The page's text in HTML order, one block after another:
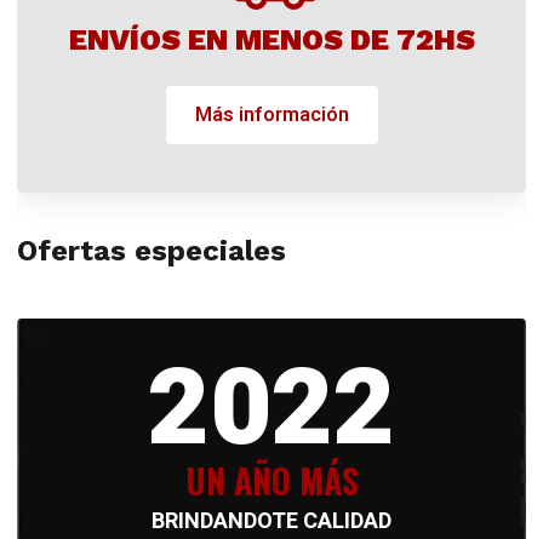
ENVÍOS EN MENOS DE 72HS
Más información
Ofertas especiales
2022
UN AÑO MÁS
BRINDANDOTE CALIDAD